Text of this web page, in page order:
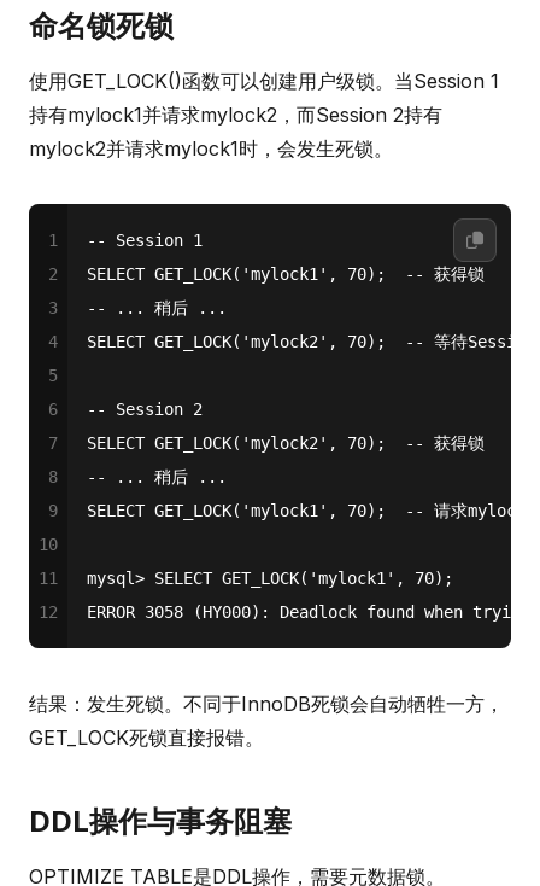
命名锁死锁
使用GET_LOCK()函数可以创建用户级锁。当Session 1
持有mylock1并请求mylock2，而Session 2持有
mylock2并请求mylock1时，会发生死锁。
1
2
3
4
5
6
7
8
9
10
11
12
-- Session 1
SELECT GET_LOCK( 'mylock1' , 70);
-- 获得锁
-- ... 稍后 ...
SELECT GET_LOCK( 'mylock2' , 70); -- 等待Session
-- Session 2
SELECT GET_LOCK( 'mylock2' , 70);
-- 获得锁
-- ... 稍后 ...
SELECT GET_LOCK( 'mylock1' , 70); -- 请求mylock1
mysql> SELECT GET_LOCK( 'mylock1' , 70);
ERROR 3058 (HY000): Deadlock found when trying
结果：发生死锁。不同于InnoDB死锁会自动牺牲一方，
GET_LOCK死锁直接报错。
DDL操作与事务阻塞
OPTIMIZE TABLE是DDL操作，需要元数据锁。